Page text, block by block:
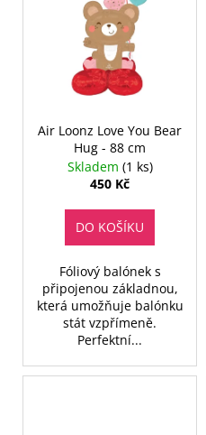
Air Loonz Love You Bear
Hug - 88 cm
Skladem (1 ks)
450 Kč
DO KOŠÍKU
Fóliový balónek s
připojenou základnou,
která umožňuje balónku
stát vzpřímeně.
Perfektní...